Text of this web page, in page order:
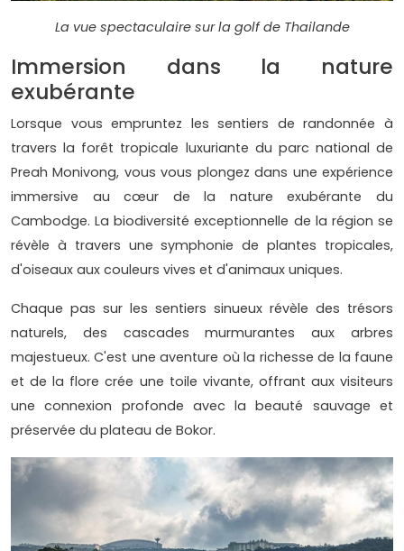
La vue spectaculaire sur la golf de Thailande
Immersion dans la nature
exubérante
Lorsque vous empruntez les sentiers de randonnée à
travers la forêt tropicale luxuriante du parc national de
Preah Monivong, vous vous plongez dans une expérience
immersive au cœur de la nature exubérante du
Cambodge. La biodiversité exceptionnelle de la région se
révèle à travers une symphonie de plantes tropicales,
d'oiseaux aux couleurs vives et d'animaux uniques.
Chaque pas sur les sentiers sinueux révèle des trésors
naturels, des cascades murmurantes aux arbres
majestueux. C'est une aventure où la richesse de la faune
et de la flore crée une toile vivante, offrant aux visiteurs
une connexion profonde avec la beauté sauvage et
préservée du plateau de Bokor.